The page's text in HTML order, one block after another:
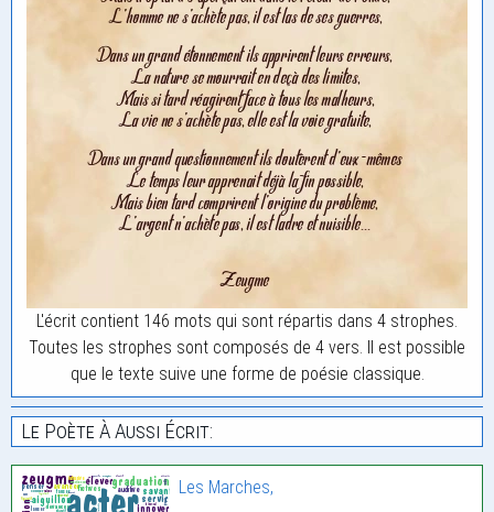
L'écrit contient 146 mots qui sont répartis dans 4 strophes.
Toutes les strophes sont composés de 4 vers. Il est possible
que le texte suive une forme de poésie classique.
Le Poète À Aussi Écrit:
Les Marches,